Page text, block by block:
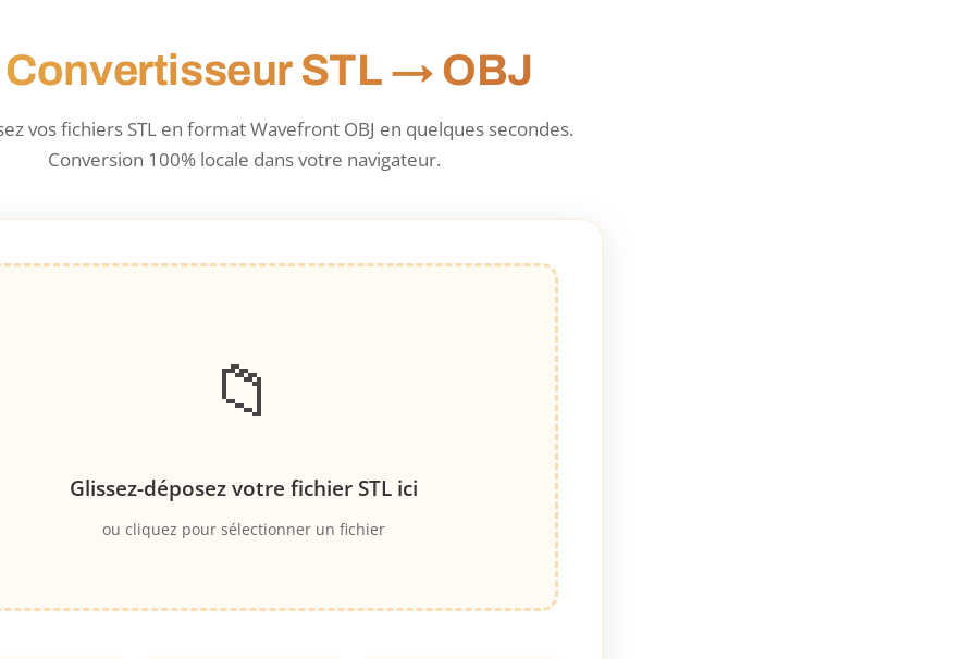
Convertisseur STL → OBJ
vos fichiers STL en format Wavefront OBJ en quelques secondes.
Conversion 100% locale dans votre navigateur.
📁
Glissez-déposez votre fichier STL ici
ou cliquez pour sélectionner un fichier